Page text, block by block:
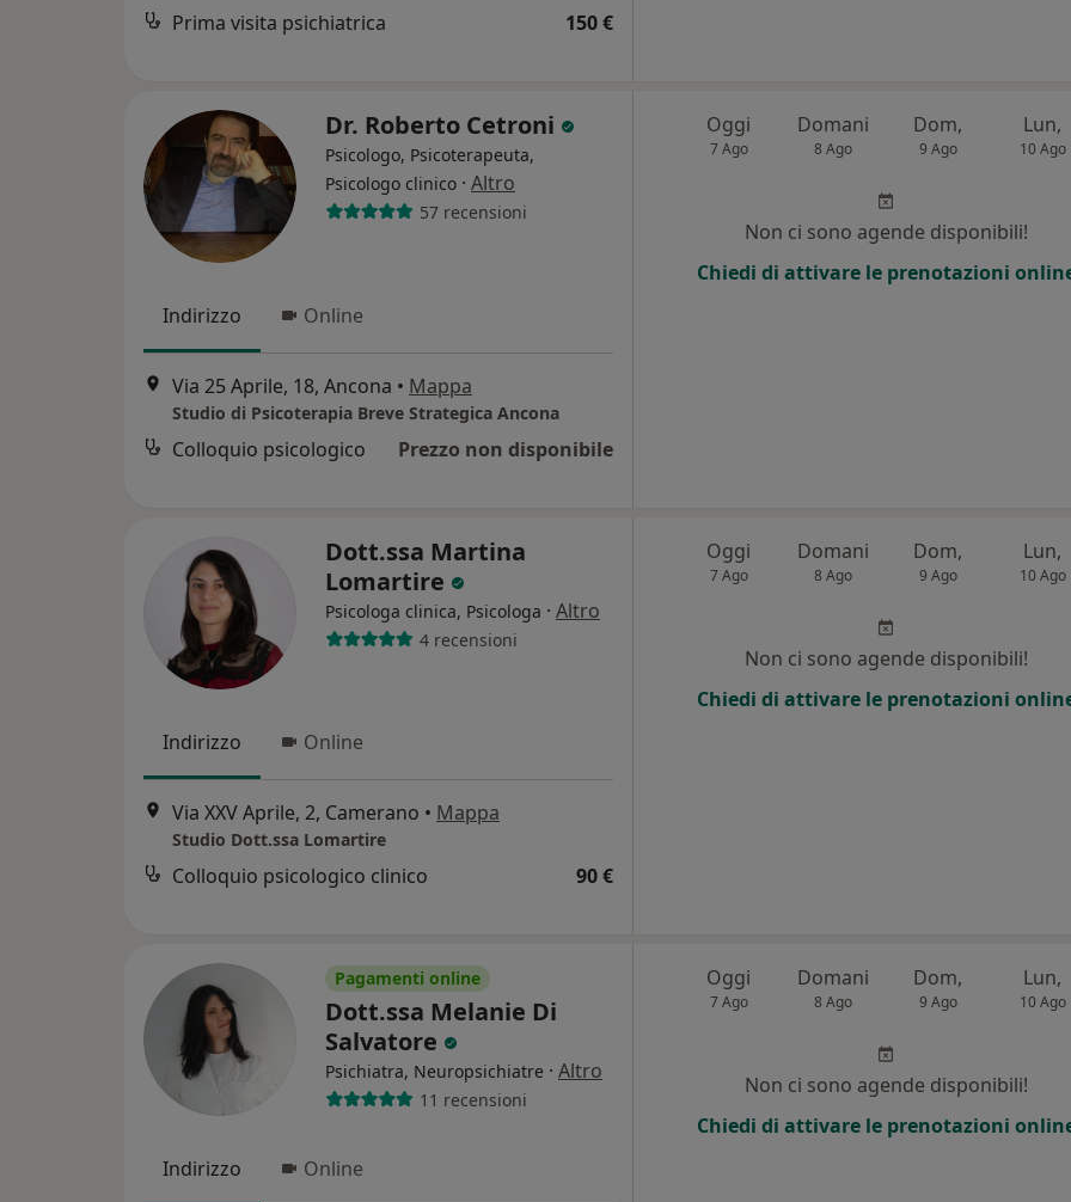
Prima visita psichiatrica 150 €
Dr. Roberto Cetroni
Psicologo, Psicoterapeuta,
Psicologo clinico · Altro
57 recensioni
Indirizzo Online
Via 25 Aprile, 18, Ancona • Mappa
Studio di Psicoterapia Breve Strategica Ancona
Colloquio psicologico Prezzo non disponibile
Oggi
7 Ago
Domani
8 Ago
Dom,
9 Ago
Lun,
10 Ago
Non ci sono agende disponibili!
Chiedi di attivare le prenotazioni
Dott.ssa Martina
Lomartire
Psicologa clinica, Psicologa · Altro
4 recensioni
Indirizzo Online
Via XXV Aprile, 2, Camerano • Mappa
Studio Dott.ssa Lomartire
Colloquio psicologico clinico 90 €
Oggi
7 Ago
Domani
8 Ago
Dom,
9 Ago
Lun,
10 Ago
Non ci sono agende disponibili!
Chiedi di attivare le prenotazioni
Pagamenti online
Dott.ssa Melanie Di
Salvatore
Psichiatra, Neuropsichiatre · Altro
11 recensioni
Indirizzo Online
Oggi
7 Ago
Domani
8 Ago
Dom,
9 Ago
Lun,
10 Ago
Non ci sono agende disponibili!
Chiedi di attivare le prenotazioni